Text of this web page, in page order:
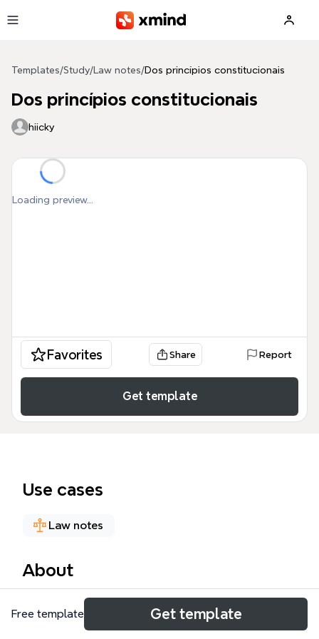
Templates/Study/ Law notes/Dos princípios constitucionais
Dos princípios constitucionais
hiicky
Loading preview...
Favorites Share Report
Get template
Use cases
Law notes
About
O template 'Dos princípios constitucionais' é um
mapa mental abrangente com 134 nós, organizado
Free template Get template